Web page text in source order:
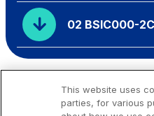
02 BSIC000-
This website uses
parties, for various